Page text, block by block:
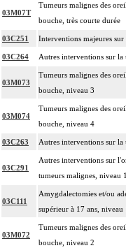
03M07T
Tumeurs malignes des
bouche, très courte durée
03C251 Interventions majeures
03C264 Autres interventions sur la
03M073
Tumeurs malignes des
bouche, niveau 3
03M074
Tumeurs malignes des
bouche, niveau 4
03C263 Autres interventions sur la
03C291
Autres interventions sur
tumeurs malignes, niveau 1
03C111
Amygdalectomies et/ou
supérieur à 17 ans, niveau
03M072
Tumeurs malignes des
bouche, niveau 2